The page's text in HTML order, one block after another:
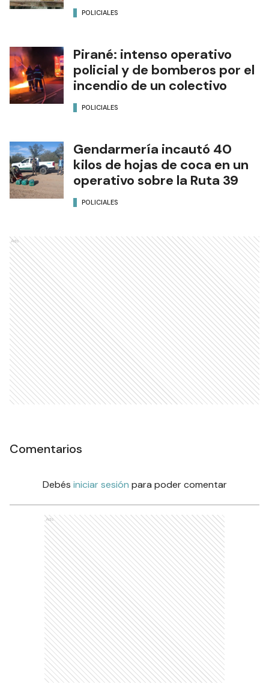
POLICIALES
Pirané: intenso operativo
policial y de bomberos por el
incendio de un colectivo
POLICIALES
Gendarmería incautó 40
kilos de hojas de coca en un
operativo sobre la Ruta 39
POLICIALES
Ads
Comentarios
Debés iniciar sesión para poder comentar
Ads